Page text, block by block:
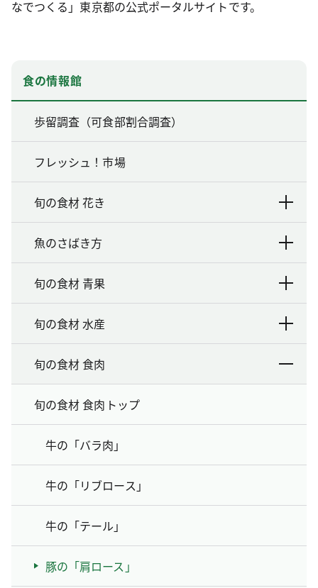
なでつくる」東京都の公式ポータルサイトです。
食の情報館
歩留調査（可食部割合調査）
フレッシュ！市場
旬の食材 花き
魚のさばき方
旬の食材 青果
旬の食材 水産
旬の食材 食肉
旬の食材 食肉トップ
牛の「バラ肉」
牛の「リブロース」
牛の「テール」
豚の「肩ロース」